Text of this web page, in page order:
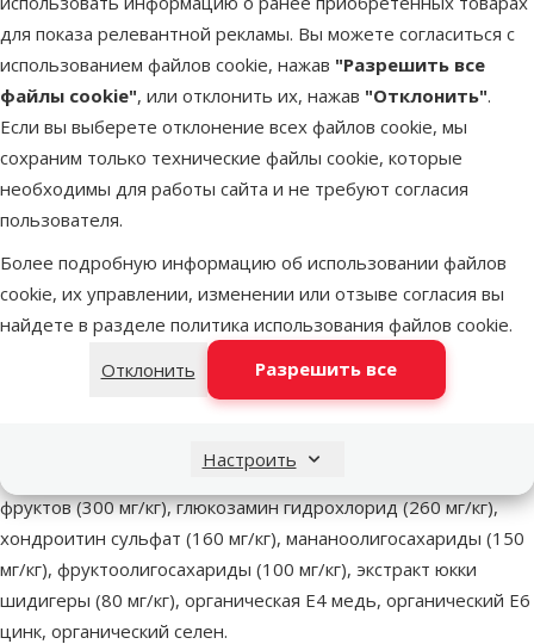
для показа релевантной рекламы. Вы можете согласиться с
использованием файлов cookie, нажав "Разрешить все
файлы cookie", или отклонить их, нажав "Отклонить".
Если вы выберете отклонение всех файлов cookie, мы
сохраним только технические файлы cookie, которые
необходимы для работы сайта и не требуют согласия
пользователя.
Более подробную информацию об использовании файлов
cookie, их управлении, изменении или отзыве согласия вы
найдете в разделе политика использования файлов cookie.
Отклонить
Разрешить все
Настроить
В наличии
Бесплатная доставка
В
Другие подобные продукты
superzoo.product.detail.content
Полноценный сухой корм для взрослых собак крупных пород
Состав: мука из мяса курицы (40 %), рис, кукуруза, пшеница,
куриный жир (консервированный токоферолами), масло
сушеные яблоки, минеральные вещества, экстракт из трав и
фруктов (300 мг/кг), глюкозамин гидрохлорид (260 мг/кг),
хондроитин сульфат (160 мг/кг), мананоолигосахариды (150
мг/кг), фруктоолигосахариды (100 мг/кг), экстракт юкки
шидигеры (80 мг/кг), органическая Е4 медь, органический Е6
цинк, органический селен.